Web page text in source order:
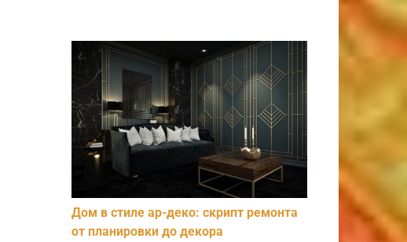
Дом в стиле ар-деко: скрипт ремонта
от планировки до декора